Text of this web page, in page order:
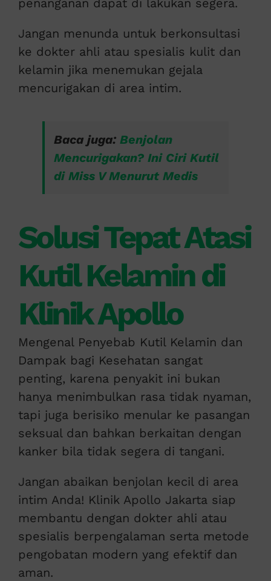
penanganan dapat di lakukan segera.
Jangan menunda untuk berkonsultasi
ke dokter ahli atau spesialis kulit dan
kelamin jika menemukan gejala
mencurigakan di area intim.
Baca juga: Benjolan
Mencurigakan? Ini Ciri Kutil
di Miss V Menurut Medis
Solusi Tepat Atasi
Kutil Kelamin di
Klinik Apollo
Mengenal Penyebab Kutil Kelamin dan
Dampak bagi Kesehatan sangat
penting, karena penyakit ini bukan
hanya menimbulkan rasa tidak nyaman,
tapi juga berisiko menular ke pasangan
seksual dan bahkan berkaitan dengan
kanker bila tidak segera di tangani.
Jangan abaikan benjolan kecil di area
intim Anda! Klinik Apollo Jakarta siap
membantu dengan dokter ahli atau
spesialis berpengalaman serta metode
pengobatan modern yang efektif dan
aman.